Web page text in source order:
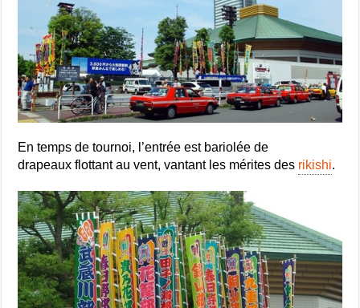
En temps de tournoi, l’entrée est bariolée de
drapeaux flottant au vent, vantant les mérites des rikishi.